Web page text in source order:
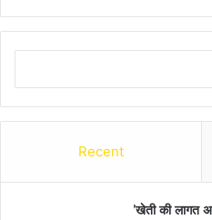
Recent
’खेती की लागत